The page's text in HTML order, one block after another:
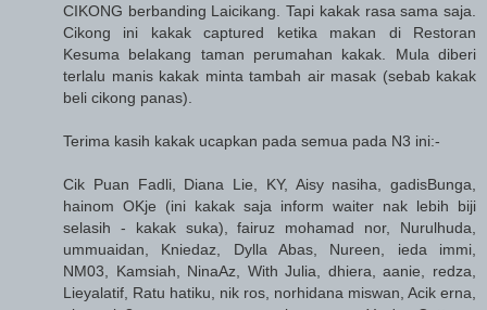
CIKONG berbanding Laicikang. Tapi kakak rasa sama saja.
Cikong ini kakak captured ketika makan di Restoran
Kesuma belakang taman perumahan kakak. Mula diberi
terlalu manis kakak minta tambah air masak (sebab kakak
beli cikong panas).
Terima kasih kakak ucapkan pada semua pada N3 ini:-
Cik Puan Fadli, Diana Lie, KY, Aisy nasiha, gadisBunga,
hainom OKje (ini kakak saja inform waiter nak lebih biji
selasih - kakak suka), fairuz mohamad nor, Nurulhuda,
ummuaidan, Kniedaz, Dylla Abas, Nureen, ieda immi,
NM03, Kamsiah, NinaAz, With Julia, dhiera, aanie, redza,
Lieyalatif, Ratu hatiku, nik ros, norhidana miswan, Acik erna,